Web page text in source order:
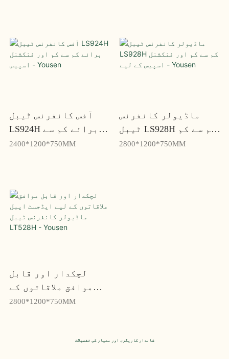
آفس کانفرنس ٹیبل
LS924H برائے کم سے
کم اور فنکشنل اسپیس
2400*1200*750MM
ماڈیولر کانفرنس
ٹیبل LS928H کم سے کم
اور فنکشنل اسپیس کے
2800*1200*750MM
لچکدار اور قابل
موافق ملاقاتوں کے
لیے ایڈجسٹ ایبل
2800*1200*750MM
شاندار کاریگری اور معیار کی تفصیلات